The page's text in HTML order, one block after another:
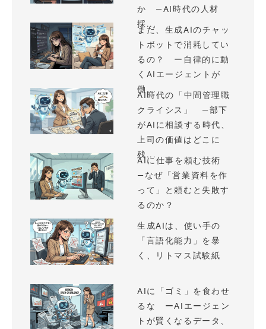
か —AI時代の人材
採...
まだ、生成AIのチャッ
トボットで消耗してい
るの？ ー自律的に動
くAIエージェントが
働...
AI時代の「中間管理職
クライシス」 —部下
がAIに相談する時代、
上司の価値はどこに
残...
AIに仕事を頼む技術
—なぜ「営業資料を作
って」と頼むと失敗す
るのか？
生成AIは、使い手の
「言語化能力」を暴
く、リトマス試験紙
AIに「ゴミ」を食わせ
るな ーAIエージェン
トが賢くなるデータ、